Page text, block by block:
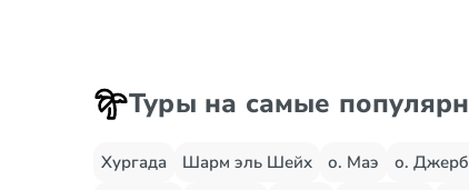
Туры на самые
Хургада Шарм эль Шейх о. Маэ о.